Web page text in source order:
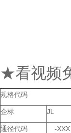
★看视频
规格代码
企标 JL
通径代码 -XXX